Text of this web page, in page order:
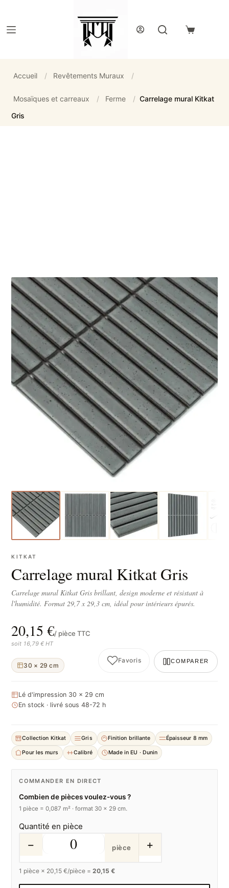
Panier
Accueil / Revêtements Muraux /
Mosaïques et carreaux / Ferme / Carrelage mural Kitkat
Gris
KITKAT
Carrelage mural Kitkat Gris
Carrelage mural Kitkat Gris brillant, design moderne et résistant à
l'humidité. Format 29,7 x 29,3 cm, idéal pour intérieurs épurés.
20,15 €/ pièce TTC
soit 16,79 € HT
30 × 29 cm
Favoris COMPARER
Lé d'impression 30 × 29 cm
En stock · livré sous 48-72 h
Collection Kitkat Gris Finition brillante Épaisseur 8 mm
Pour les murs Calibré Made in EU · Dunin
COMMANDER EN DIRECT
Combien de pièces voulez-vous ?
1 pièce = 0,087 m² · format 30 × 29 cm.
Quantité en pièce
− pièce +
1 pièce × 20,15 €/pièce =20,15 €